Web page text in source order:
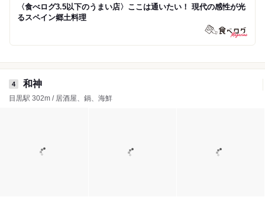
〈食べログ3.5以下のうまい店〉ここは通いたい！ 現代の感性が光
るスペイン郷土料理
4 和神
目黒駅 302m / 居酒屋、鍋、海鮮